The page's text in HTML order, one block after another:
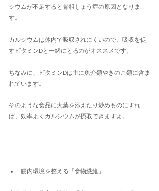
シウムが不足すると骨粗しょう症の原因となりま
す。
カルシウムは体内で吸収されにくいので、吸収を促
すビタミンDと一緒にとるのがオススメです。
ちなみに、ビタミンDは主に魚介類やきのこ類に含ま
れています。
そのような食品に大葉を添えたり炒めものにすれ
ば、効率よくカルシウムが摂取できますよ。
腸内環境を整える「食物繊維」